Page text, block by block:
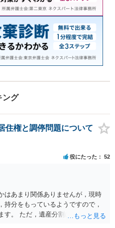
ング
住権と調停問題について
役にたった 52
はあまり関係ありませんが，現時
持分をもっているようですので，
す。 ただ，遺産分割により，母の